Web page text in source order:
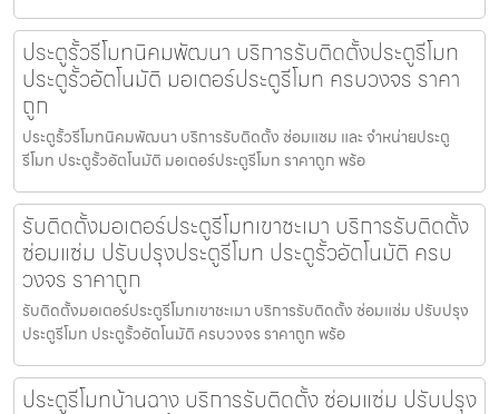
ประตูรั้วรีโมทนิคมพัฒนา บริการรับติดตั้งประตูรีโมท
ประตูรั้วอัตโนมัติ มอเตอร์ประตูรีโมท ครบวงจร ราคา
ถูก
ประตูรั้วรีโมทนิคมพัฒนา บริการรับติดตั้ง ซ่อมแซม และ จำหน่ายประตู
รีโมท ประตูรั้วอัตโนมัติ มอเตอร์ประตูรีโมท ราคาถูก พร้อ
รับติดตั้งมอเตอร์ประตูรีโมทเขาชะเมา บริการรับติดตั้ง
ซ่อมแซ่ม ปรับปรุงประตูรีโมท ประตูรั้วอัตโนมัติ ครบ
วงจร ราคาถูก
รับติดตั้งมอเตอร์ประตูรีโมทเขาชะเมา บริการรับติดตั้ง ซ่อมแซ่ม ปรับปรุง
ประตูรีโมท ประตูรั้วอัตโนมัติ ครบวงจร ราคาถูก พร้อ
ประตูรีโมทบ้านฉาง บริการรับติดตั้ง ซ่อมแซ่ม ปรับปรุง